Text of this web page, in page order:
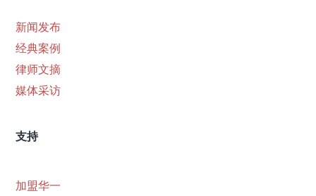
新闻发布
经典案例
律师文摘
媒体采访
支持
加盟华一